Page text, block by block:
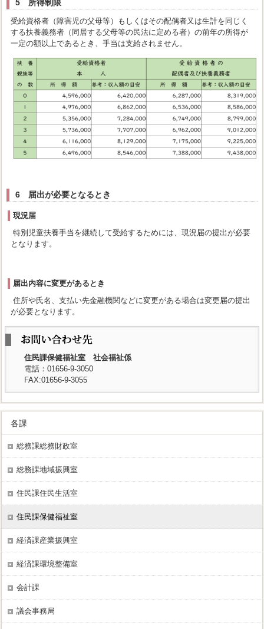
5 所得制限
受給資格者（障害児の父母等）もしくはその配偶者又は生計を同じく
する扶養義務者（同居する父母等の民法に定める者）の前年の所得が
一定の額以上であるとき、手当は支給されません。
6 届出が必要となるとき
現況届
特別児童扶養手当を継続して受給するためには、現況届の提出が必要
となります。
届出内容に変更があるとき
住所や氏名、支払い先金融機関などに変更がある場合は変更届の提出
が必要となります。
住民課保健福祉室 社会福祉係
電話：01656-9-3050
FAX:01656-9-3055
各課
総務課総務財政室
総務課地域振興室
住民課住民生活室
住民課保健福祉室
経済課産業振興室
経済課環境整備室
会計課
議会事務局